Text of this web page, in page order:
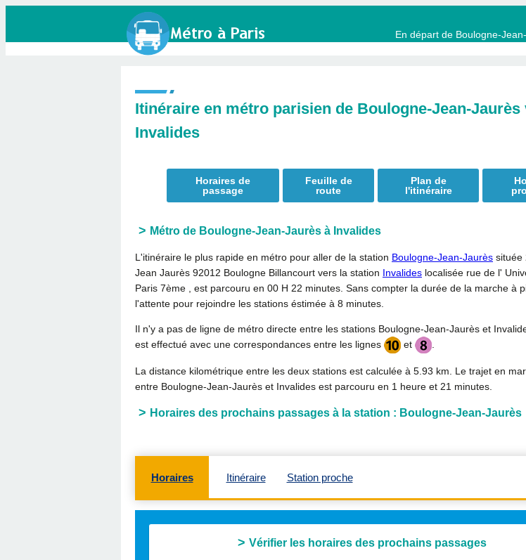
En départ de Boulogne-
Itinéraire en métro parisien de Boulogne-Jean-Jaurès
Invalides
Horaires de
passage
Feuille de
route
Plan de
l'itinéraire
Métro de Boulogne-Jean-Jaurès à Invalides
L'itinéraire le plus rapide en métro pour aller de la station Boulogne-Jean-Jaurès située
Jean Jaurès 92012 Boulogne Billancourt vers la station Invalides localisée rue de l'
Paris 7ème , est parcouru en 00 H 22 minutes . Sans compter la durée de la marche à
l'attente pour rejoindre les stations éstimée à 8 minutes.
Il n'y a pas de ligne de métro directe entre les stations Boulogne-Jean-Jaurès et
est effectué avec une correspondances entre les lignes
et
La distance kilométrique entre les deux stations est calculée à 5.93 km . Le trajet en
entre Boulogne-Jean-Jaurès et Invalides est parcouru en 1 heure et 21 minutes
Horaires des prochains passages à la station : Boulogne-Jean-Jaurès
Horaires Itinéraire Station proche
Vérifier les horaires des prochains passages